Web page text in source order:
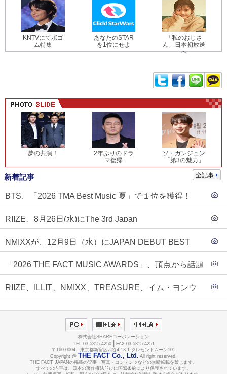
KNTVにてボゴ
ム特集
あなたのSTAR
を1位にせよ
「私のおじさ
ん」日本初放送
へ
夢の共演！
2年ぶりのドラ
マ復帰
ソ・ガンジュン
「第3の魅力」
全記事
新着記事
BTS、「2026 TMA Best Music 夏」で１位を獲得！
RIIZE、8月26日(水)にThe 3rd Japan
NMIXXが、12月9日（水）にJAPAN DEBUT BEST
もスタート！！
「2026 THE FACT MUSIC AWARDS」、頂点から話題
RIIZE、ILLIT、NMIXX、TREASURE、イム・ヨンウ
インナップに合流！
株式会社SHAREコーポレーション
TEL 03-5315-4250
FAX 03-5315-4251
〒160-0004 東京都新宿区四谷4-13-1 クレセントムーン101
Copyright @ THE FACT Co., Ltd. All right reserved.
THE FACT JAPANの掲載の記事・写真・コンテンツなどの無断転載を禁じます。
すべての内容は、日本の著作権法並びに国際条約により保護されています。